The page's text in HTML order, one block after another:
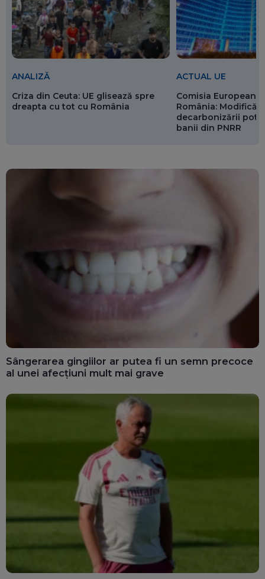
ANALIZĂ
Criza din Ceuta: UE glisează spre
dreapta cu tot cu România
ACTUAL UE
Comisia Europeană
România:
decarbonizării pot
banii din PNRR
Sângerarea gingiilor ar putea fi un semn precoce
al unei afecțiuni mult mai grave